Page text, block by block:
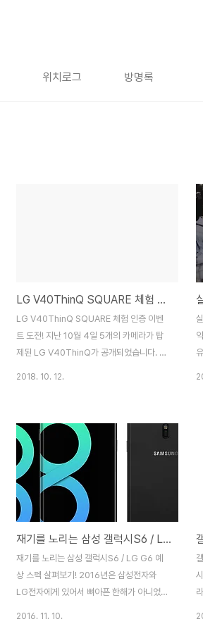
위치로그 방명록
LG V40ThinQ SQUARE 체험 인증 이벤트 도전!
LG V40ThinQ SQUARE 체험 인증 이벤
트 도전! 지난 10월 4일 5개의 카메라가 탑
제된 LG V40ThinQ가 공개되었습니다. 전
받았을 정도입니다. LG V40ThinQ 장점은
5개의 카메라 외에도 원음에 가까운 사운드
부터 시작해 붐박스 스피커, IP68방수방진,
구글렌즈 등등 편의 기능을 탑재한 부분에 있
어서도 역대급 플래그십 모델이라는 이야길
들을 정도인데요, 아무리 주변에서 좋다고 한
다고 해도 직접 경험해 보는 것 만큼 좋은 것
없는 듯 합니다. 덩달아 LG V40ThinQ
SQUARE 체험 인증 이벤트에도 도전 행..
2018. 10. 12.
재기를 노리는 삼성 갤럭시S6 / LG G6 예상 스펙 살펴보기!
재기를 노리는 삼성 갤럭시S6 / LG G6 예
상 스펙 살펴보기! 2016년은 삼성전자와
LG전자에게 있어서 뼈아픈 한해가 아니었나
2016. 11. 10.